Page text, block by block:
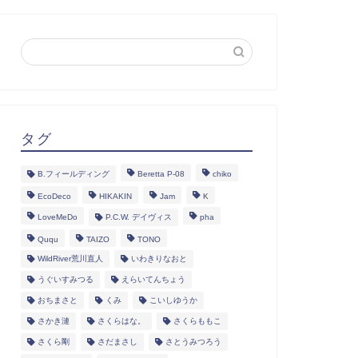
タグ
B.フィールディング Beretta P-08 chiko
EcoDeco HIKAKIN Jam K
LoveMeDo P.C.W. デイヴィス pha
Ququ TAIZO TONO
WildRiver荒川直人 いわきりなおと
うぐいすみつる えらいてんちょう
おちまさと くみ こいしゆうか
さかき漣 さくらはな。 さくらももこ
さくら剛 さだまさし さとうみつろう